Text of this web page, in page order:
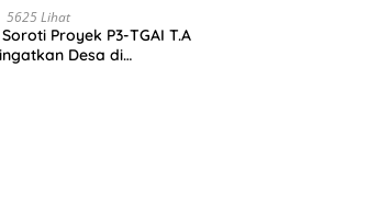
5625 Lihat
Soroti Proyek P3-TGAI T.A
Desa di